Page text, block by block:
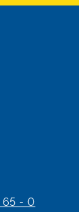
65 - 0